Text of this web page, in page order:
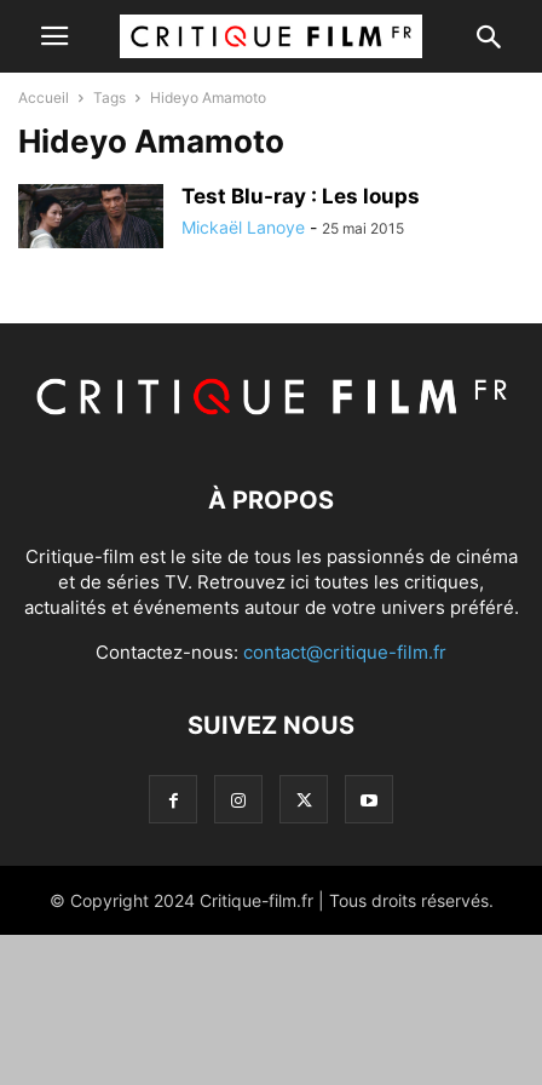
Accueil Tags Hideyo Amamoto
Hideyo Amamoto
Test Blu-ray : Les loups
Mickaël Lanoye - 25 mai 2015
À PROPOS
Critique-film est le site de tous les passionnés de cinéma
et de séries TV. Retrouvez ici toutes les critiques,
actualités et événements autour de votre univers préféré.
Contactez-nous: contact@critique-film.fr
SUIVEZ NOUS
© Copyright 2024 Critique-film.fr | Tous droits réservés.